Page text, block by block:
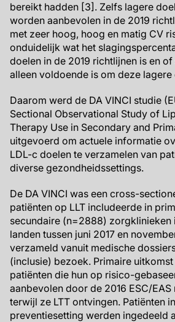
bereikt hadden [3]. Zelfs lagere
worden aanbevolen in de 2019
met zeer hoog, hoog en matig CV
onduidelijk wat het
doelen in de 2019 richtlijnen is en
alleen voldoende is om deze lagere
Daarom werd de DA VINCI studie
Sectional Observational Study of
Therapy Use in Secondary and
uitgevoerd om actuele informatie
LDL-c doelen te verzamelen van
diverse gezondheidssettings.
De DA VINCI was een cross-
patiënten op LLT includeerde in
secundaire (n=2888) zorgklinieken
landen tussen juni 2017 en
verzameld vanuit medische
(inclusie) bezoek. Primaire
patiënten die hun op risico-
aanbevolen door de 2016 ESC/
terwijl ze LTT ontvingen. Patiënten
preventiesetting werden ingedeeld